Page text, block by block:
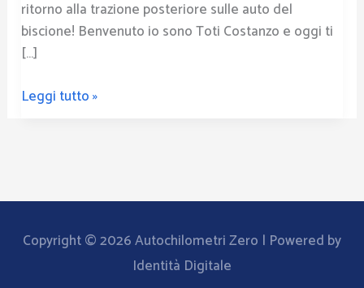
ritorno alla trazione posteriore sulle auto del
biscione! Benvenuto io sono Toti Costanzo e oggi ti
[…]
Leggi tutto »
Copyright © 2026Autochilometri Zero | Powered by
Identità Digitale